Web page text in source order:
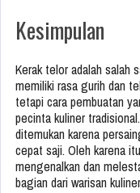
Kesimpulan
Kerak telor adalah salah
memiliki rasa gurih dan
tetapi cara pembuatan
pecinta kuliner
ditemukan karena
cepat saji. Oleh karena
mengenalkan dan
bagian dari warisan